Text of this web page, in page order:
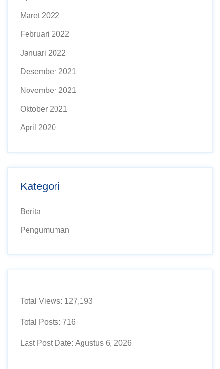
Maret 2022
Februari 2022
Januari 2022
Desember 2021
November 2021
Oktober 2021
April 2020
Kategori
Berita
Pengumuman
Total Views: 127,193
Total Posts: 716
Last Post Date: Agustus 6, 2026